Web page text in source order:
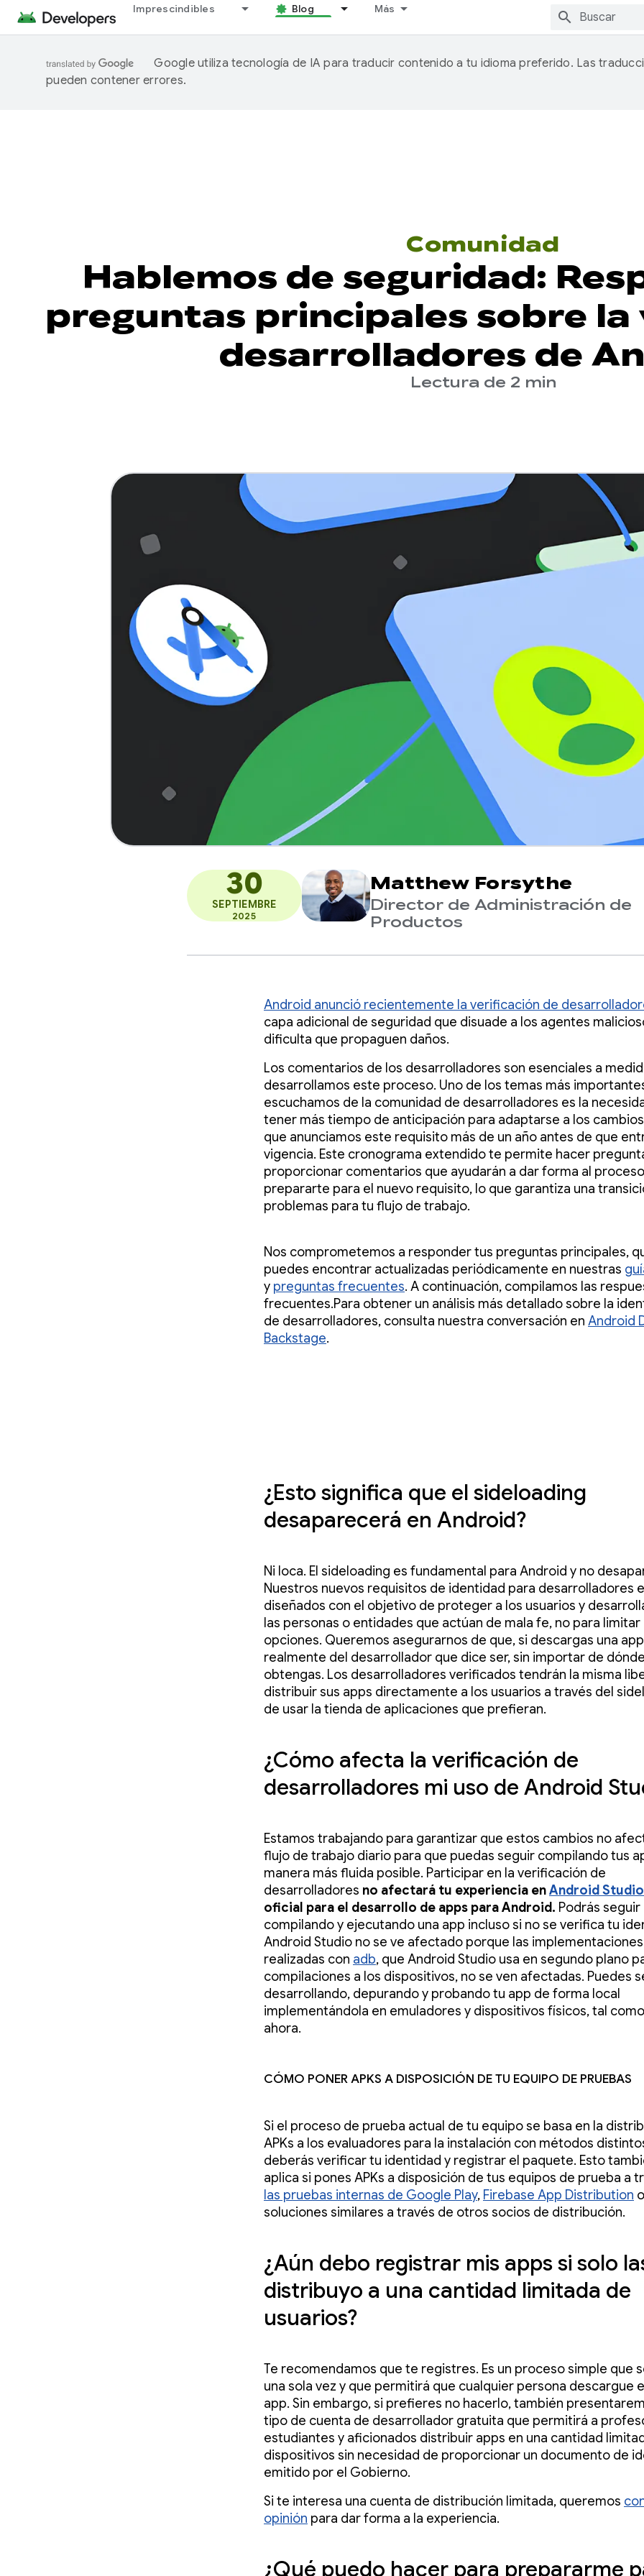
Imprescindibles Blog Más
Google utiliza tecnología de IA para traducir contenido a tu idioma preferido. Las
pueden contener errores.
Comunidad
Hablemos de seguridad:
preguntas principales sobre
desarrolladores de
Lectura de 2 min
30
SEPTIEMBRE
2025
Matthew Forsythe
Director de Administración de
Productos
Android anunció recientemente la verificación de
capa adicional de seguridad que disuade a los agentes
dificulta que propaguen daños.
Los comentarios de los desarrolladores son esenciales a
desarrollamos este proceso. Uno de los temas más
escuchamos de la comunidad de desarrolladores es la
tener más tiempo de anticipación para adaptarse a los
que anunciamos este requisito más de un año antes de que
vigencia. Este cronograma extendido te permite hacer
proporcionar comentarios que ayudarán a dar forma al
prepararte para el nuevo requisito, lo que garantiza una
problemas para tu flujo de trabajo.
Nos comprometemos a responder tus preguntas principales,
puedes encontrar actualizadas periódicamente en nuestras
y preguntas frecuentes. A continuación, compilamos las
frecuentes.Para obtener un análisis más detallado sobre la
de desarrolladores, consulta nuestra conversación en Android
Backstage.
¿Esto significa que el sideloading
desaparecerá en Android?
Ni loca. El sideloading es fundamental para Android y no
Nuestros nuevos requisitos de identidad para desarrolladores
diseñados con el objetivo de proteger a los usuarios y
las personas o entidades que actúan de mala fe, no para limitar
opciones. Queremos asegurarnos de que, si descargas una
realmente del desarrollador que dice ser, sin importar de
obtengas. Los desarrolladores verificados tendrán la misma
distribuir sus apps directamente a los usuarios a través del
de usar la tienda de aplicaciones que prefieran.
¿Cómo afecta la verificación de
desarrolladores mi uso de Android
Estamos trabajando para garantizar que estos cambios no
flujo de trabajo diario para que puedas seguir compilando tus
manera más fluida posible. Participar en la verificación de
desarrolladores no afectará tu experiencia enAndroid Studio
oficial para el desarrollo de apps para Android. Podrás seguir
compilando y ejecutando una app incluso si no se verifica tu
Android Studio no se ve afectado porque las implementaciones
realizadas con adb, que Android Studio usa en segundo plano
compilaciones a los dispositivos, no se ven afectadas. Puedes
desarrollando, depurando y probando tu app de forma local
implementándola en emuladores y dispositivos físicos, tal
ahora.
Cómo poner APKs a disposición de tu equipo de pruebas
Si el proceso de prueba actual de tu equipo se basa en la
APKs a los evaluadores para la instalación con métodos
deberás verificar tu identidad y registrar el paquete. Esto
aplica si pones APKs a disposición de tus equipos de prueba a
las pruebas internas de Google Play, Firebase App Distribution o
soluciones similares a través de otros socios de distribución.
¿Aún debo registrar mis apps si solo
distribuyo a una cantidad limitada de
usuarios?
Te recomendamos que te registres. Es un proceso simple que
una sola vez y que permitirá que cualquier persona descargue
app. Sin embargo, si prefieres no hacerlo, también
tipo de cuenta de desarrollador gratuita que permitirá a
estudiantes y aficionados distribuir apps en una cantidad
dispositivos sin necesidad de proporcionar un documento de
emitido por el Gobierno.
Si te interesa una cuenta de distribución limitada, queremos
opinión para dar forma a la experiencia.
¿Qué puedo hacer para prepararme